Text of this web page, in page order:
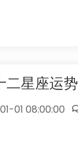
二星座运势
01 08:00:00